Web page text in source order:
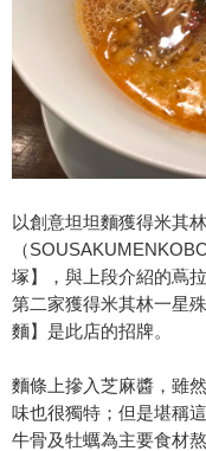
以創意坦坦麵獲得米其
（
塚】，與上段介紹的蔦
第二家獲得米其林一星
麵】是此店的招牌。
麵條上摻入芝麻醬，雖
味也很獨特；但是堪稱
牛骨及牡蠣為主要食材